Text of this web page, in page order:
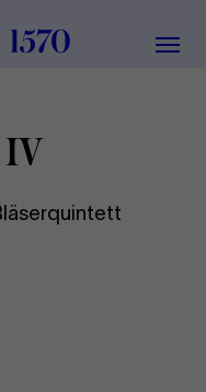
Menü